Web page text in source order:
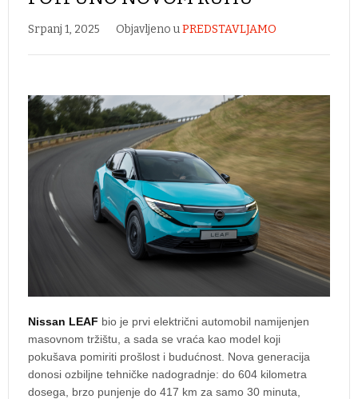
Srpanj 1, 2025 Objavljeno uPREDSTAVLJAMO
Nissan LEAF bio je prvi električni automobil namijenjen
masovnom tržištu, a sada se vraća kao model koji
pokušava pomiriti prošlost i budućnost. Nova generacija
donosi ozbiljne tehničke nadogradnje: do 604 kilometra
dosega, brzo punjenje do 417 km za samo 30 minuta,